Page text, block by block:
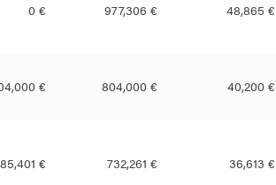
0 € 977,306 € 48,865 €
€ 804,000 € 40,200 €
€ 732,261 € 36,613 €